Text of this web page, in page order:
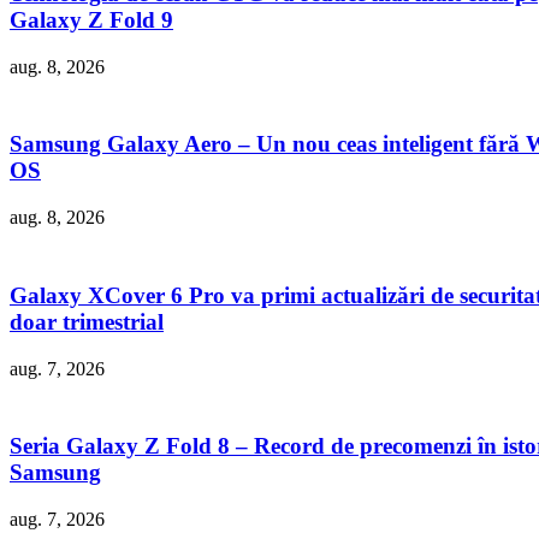
Galaxy Z Fold 9
aug. 8, 2026
Samsung Galaxy Aero – Un nou ceas inteligent fără
OS
aug. 8, 2026
Galaxy XCover 6 Pro va primi actualizări de
doar trimestrial
aug. 7, 2026
Seria Galaxy Z Fold 8 – Record de precomenzi în
Samsung
aug. 7, 2026